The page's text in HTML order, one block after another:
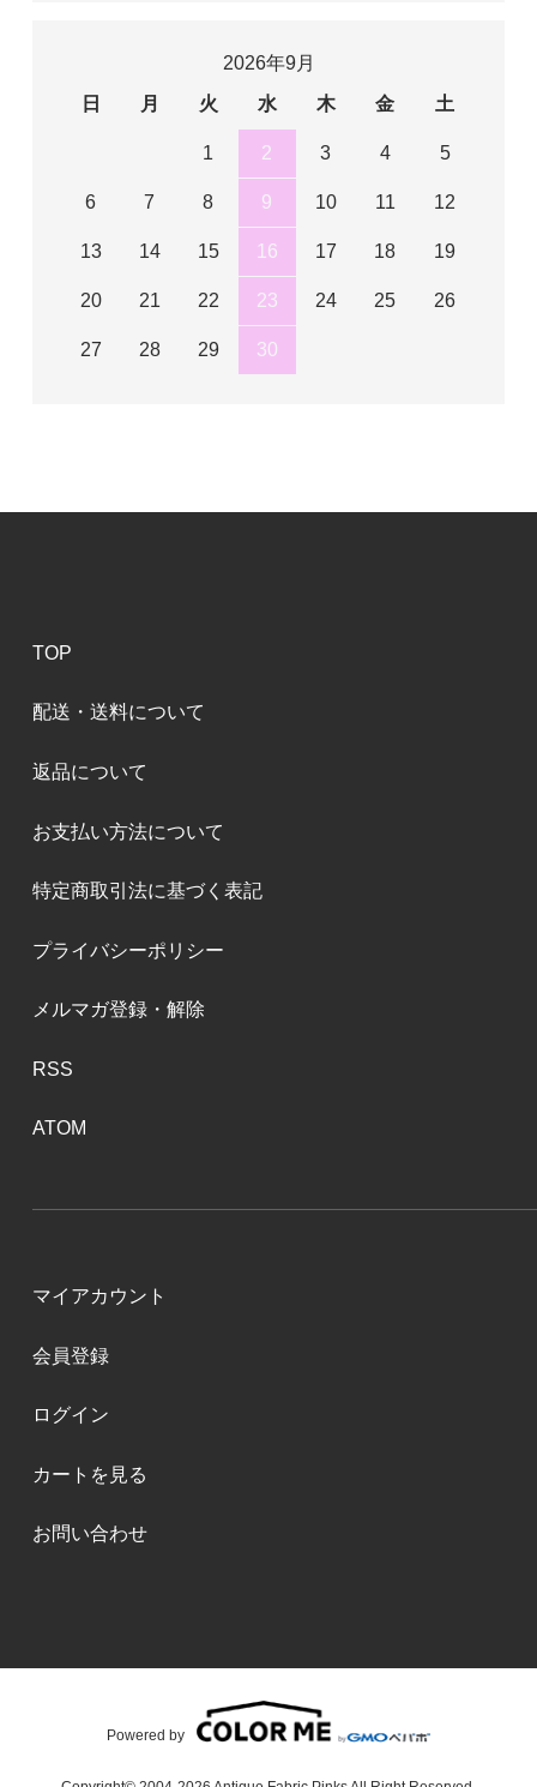
2026年9月
日
月 火 水 木 金 土
1 2 3 4 5
6 7 8 9 10 11 12
13 14 15 16 17 18 19
20 21 22 23 24 25 26
27 28 29 30
TOP
配送・送料について
返品について
お支払い方法について
特定商取引法に基づく表記
プライバシーポリシー
メルマガ登録・解除
RSS
ATOM
マイアカウント
会員登録
ログイン
カートを見る
お問い合わせ
Powered by